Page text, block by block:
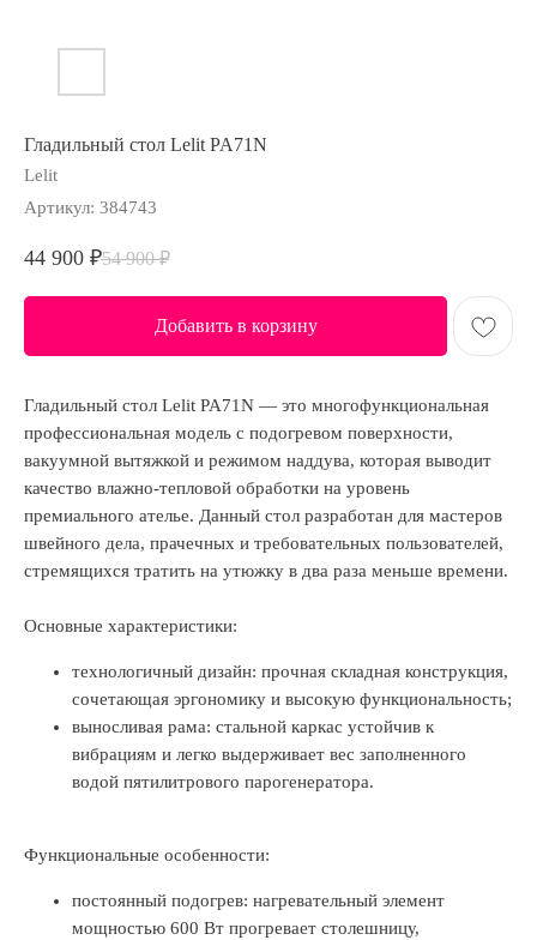
Гладильный стол Lelit PA71N
Lelit
Артикул: 384743
44 900 ₽54 900 ₽
Добавить в корзину
Гладильный стол Lelit PA71N — это многофункциональная
профессиональная модель с подогревом поверхности,
вакуумной вытяжкой и режимом наддува, которая выводит
качество влажно-тепловой обработки на уровень
премиального ателье. Данный стол разработан для мастеров
швейного дела, прачечных и требовательных пользователей,
стремящихся тратить на утюжку в два раза меньше времени.
Основные характеристики:
технологичный дизайн: прочная складная конструкция,
сочетающая эргономику и высокую функциональность;
выносливая рама: стальной каркас устойчив к
вибрациям и легко выдерживает вес заполненного
водой пятилитрового парогенератора.
Функциональные особенности:
постоянный подогрев: нагревательный элемент
мощностью 600 Вт прогревает столешницу,